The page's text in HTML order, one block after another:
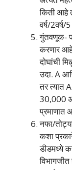
किती आहे
वर्ष/2वर्ष/5
गुंतवणूक-
करणार
दोघांची
उदा. A
तर त्यात
30,000
प्रमाणात
नफा/
कशा
डीडमध्ये
विभागजीत